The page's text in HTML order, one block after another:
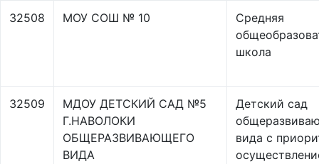
32508 МОУ СОШ № 10
Средняя
школа
32509
МДОУ ДЕТСКИЙ САД №5
Г.НАВОЛОКИ
ОБЩЕРАЗВИВАЮЩЕГО
ВИДА
Детский сад
вида с